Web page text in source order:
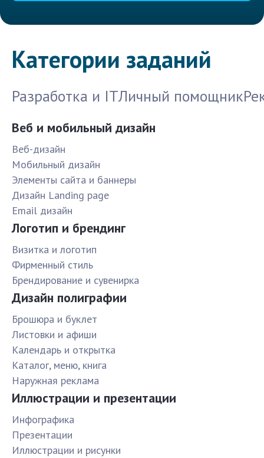
Категории заданий
Разработка и ITЛичный помощник
Веб и мобильный дизайн
Веб-дизайн
Мобильный дизайн
Элементы сайта и баннеры
Дизайн Landing page
Email дизайн
Логотип и брендинг
Визитка и логотип
Фирменный стиль
Брендирование и сувенирка
Дизайн полиграфии
Брошюра и буклет
Листовки и афиши
Календарь и открытка
Каталог, меню, книга
Наружная реклама
Иллюстрации и презентации
Инфографика
Презентации
Иллюстрации и рисунки